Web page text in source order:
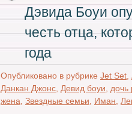
Дэвида Боуи
честь отца,
года
Опубликовано в рубрике Jet Set
Данкан Джонс Девид боуи
дочь
жена Звездные семьи Иман